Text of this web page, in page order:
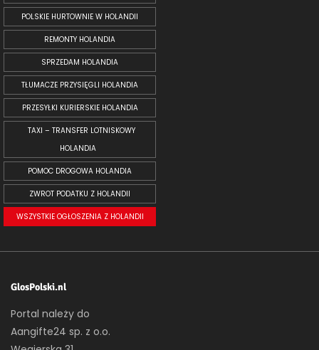
POLSKIE HURTOWNIE W HOLANDII
REMONTY HOLANDIA
SPRZEDAM HOLANDIA
TŁUMACZE PRZYSIĘGLI HOLANDIA
PRZESYŁKI KURIERSKIE HOLANDIA
TAXI – TRANSFER LOTNISKOWY
HOLANDIA
POMOC DROGOWA HOLANDIA
ZWROT PODATKU Z HOLANDII
WSZYSTKIE OGŁOSZENIA Z HOLANDII
GlosPolski.nl
Portal należy do
Aangifte24 sp. z o.o.